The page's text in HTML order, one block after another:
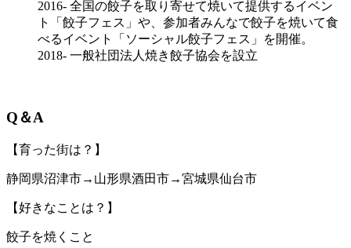
2016- 全国の餃子を取り寄せて焼いて提供するイベン
ト「餃子フェス」や、参加者みんなで餃子を焼いて食
べるイベント「ソーシャル餃子フェス」を開催。
2018- 一般社団法人焼き餃子協会を設立
Q＆A
【育った街は？】
静岡県沼津市→山形県酒田市→宮城県仙台市
【好きなことは？】
餃子を焼くこと